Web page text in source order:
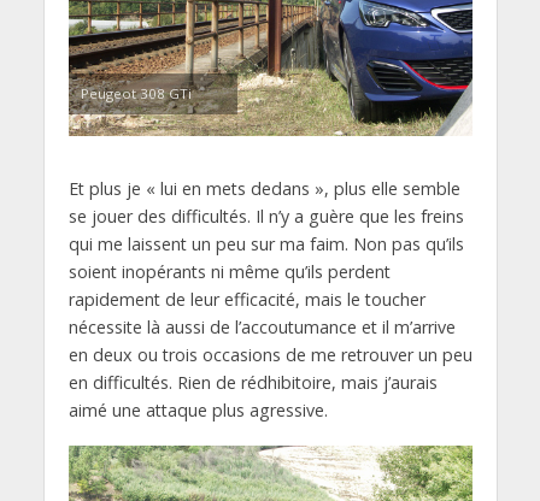
Peugeot 308 GTi
Et plus je « lui en mets dedans », plus elle semble
se jouer des difficultés. Il n’y a guère que les freins
qui me laissent un peu sur ma faim. Non pas qu’ils
soient inopérants ni même qu’ils perdent
rapidement de leur efficacité, mais le toucher
nécessite là aussi de l’accoutumance et il m’arrive
en deux ou trois occasions de me retrouver un peu
en difficultés. Rien de rédhibitoire, mais j’aurais
aimé une attaque plus agressive.